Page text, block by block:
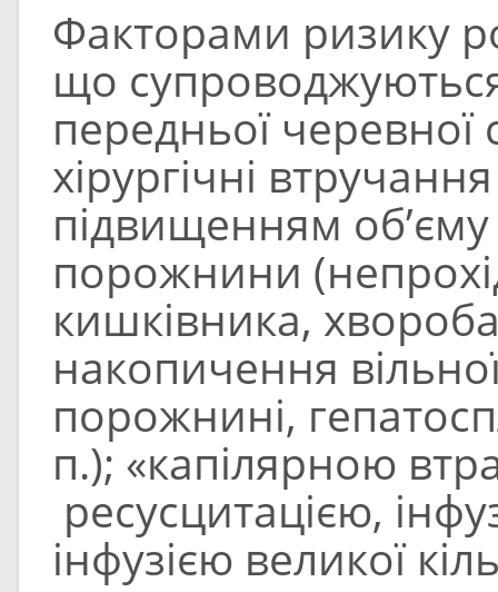
Факторами ризику
що
передньої черевної
хірургічні
підвищенням об’єму
порожнини
кишківника,
накопичення
порожнині,
п.); «капілярною
ресусцитацією,
інфузією великої